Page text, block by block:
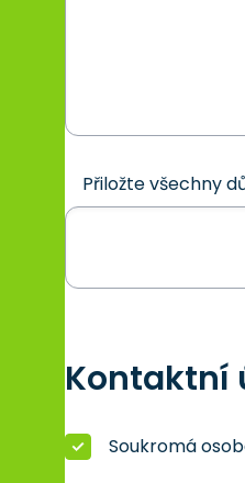
Přiložte všechny
Kontaktní
Soukromá